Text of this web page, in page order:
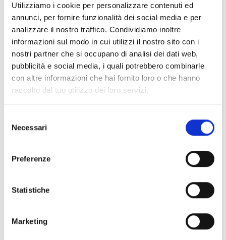
Utilizziamo i cookie per personalizzare contenuti ed
annunci, per fornire funzionalità dei social media e per
analizzare il nostro traffico. Condividiamo inoltre
informazioni sul modo in cui utilizzi il nostro sito con i
nostri partner che si occupano di analisi dei dati web,
pubblicità e social media, i quali potrebbero combinarle
con altre informazioni che hai fornito loro o che hanno
raccolto dal tuo utilizzo dei loro servizi.
delNecessari
Preferenze
Statistiche
Marketing
Con Cantine Aperte a Natale si apre un
ampio calendario di appuntamenti a
Su’entu che durante il mese di dicembre
sarà sempre aperta fatta eccezione per il
25 dicembre. Gli eventi in calendario sono
previsti per il 17 dicembre con l’Aperitivo
di Natale dalle 18:00, per il 26 per
l’Aperitivo di Santo Stefano e infine per il
31 dicembre con il doppio appuntamento
con il menù speciale del ristorante tra le
vigne Arieddas e la festa in cantina, per
conoscere i dettagli degli eventi e per
Per info: